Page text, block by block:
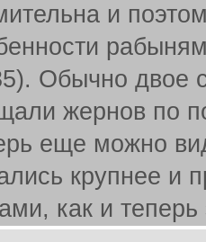
и
Обычно двое
жернов по
еще можно
крупнее и
как и